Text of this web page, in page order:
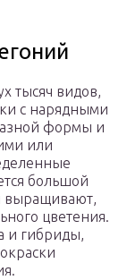
тысяч видов,
с нарядными
формы и
или
большой
выращивают,
цветения.
и гибриды,